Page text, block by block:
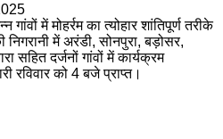
में मोहर्रम का त्योहार शांतिपूर्ण तरीके
में अरंडी, सोनपुरा, बड़ोसर,
सहित दर्जनों गांवों में कार्यक्रम
को 4 बजे प्राप्त।